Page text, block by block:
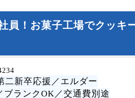
員！お菓子工場でクッキ
二新卒応援／エルダー
ブランクOK／交通費別途